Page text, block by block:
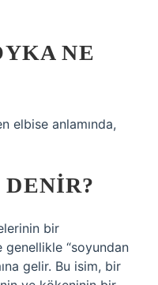
NE
elbise anlamında,
bir
“soyundan
gelir. Bu isim, bir